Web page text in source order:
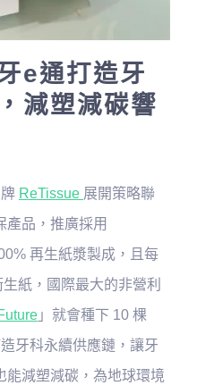
e通打造牙
減塑減碳響
ReTissue 展開策略聯
產品，推廣採用
再生紙漿製成，且每
紙，國際最大的非營利
」就會種下 10 棵
牙科永續供應鏈，讓牙
能減塑減碳，為地球環境